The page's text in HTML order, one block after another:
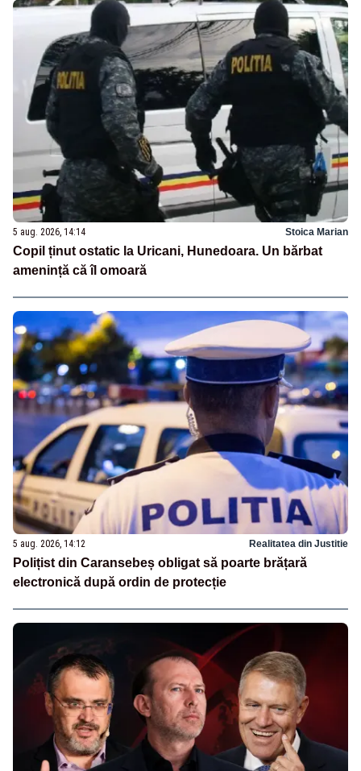
5 aug. 2026, 14:14 Stoica Marian
Copil ținut ostatic la Uricani, Hunedoara. Un bărbat
amenință că îl omoară
5 aug. 2026, 14:12 Realitatea din Justitie
Polițist din Caransebeș obligat să poarte brățară
electronică după ordin de protecție